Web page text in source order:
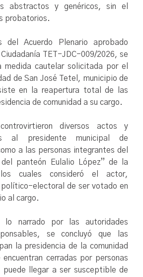
abstractos y genéricos, sin el
probatorios.
del Acuerdo Plenario aprobado
TET-JDC-009/2026, se
medida cautelar solicitada por el
de San José Tetel, municipio de
en la reapertura total de las
de comunidad a su cargo.
diversos actos y
al presidente municipal de
a las personas integrantes del
del panteón Eulalio López” de la
cuales consideró el actor,
político-electoral de ser votado en
al cargo.
lo narrado por las autoridades
se concluyó que las
la presidencia de la comunidad
cerradas por personas
llegar a ser susceptible de